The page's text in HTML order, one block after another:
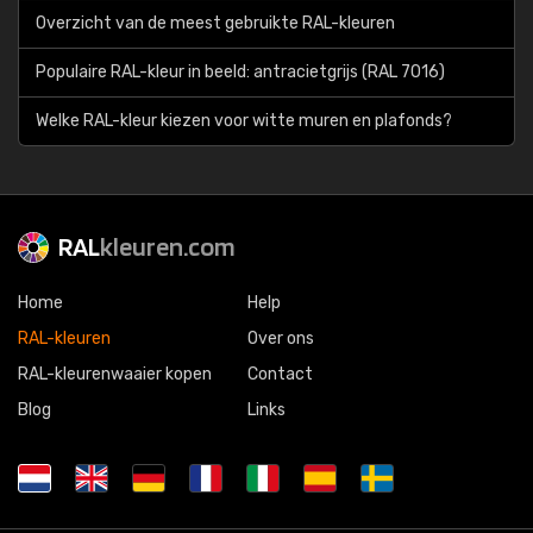
Overzicht van de meest gebruikte RAL-kleuren
Populaire RAL-kleur in beeld: antracietgrijs (RAL 7016)
Welke RAL-kleur kiezen voor witte muren en plafonds?
RALkleuren.com
Home
RAL-kleuren
RAL-kleurenwaaier kopen
Blog
Help
Over ons
Contact
Links